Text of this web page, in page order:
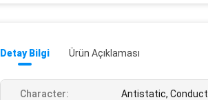
Detay Bilgi Ürün Açıklaması
Character: Antistatic,